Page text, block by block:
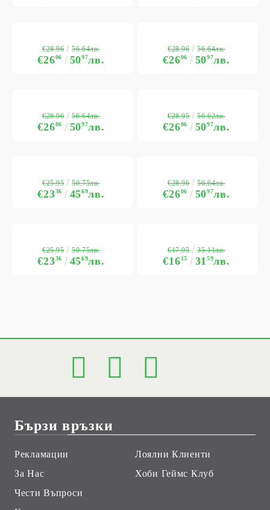
€2606 5097лв.
€28.96 56.64лв.
€2606 5097лв.
€28.96 56.64лв.
€2606 5097лв.
€28.96 56.64лв.
€2606 5097лв.
€28.95 56.62лв.
€2336 4569лв.
€25.95 50.75лв.
€2606 5097лв.
€28.96 56.64лв.
€2336 4569лв.
€25.95 50.75лв.
€1615 3159лв.
€17.95 35.11лв.
Бързи връзки
Рекламации
За Нас
Чести Въпроси
Лоялни Клиенти
Хоби Геймс Клуб